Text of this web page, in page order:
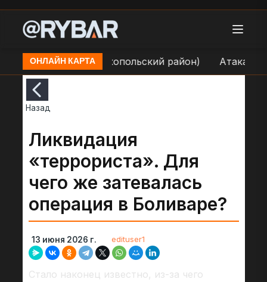
ОНЛАЙН КАРТА
Покровское (Никопольский район) Атака БЛА
Назад
Ликвидация
«террориста». Для
чего же затевалась
операция в Боливаре?
13 июня 2026 г. edituser1
Стало наконец известно, из-за чего